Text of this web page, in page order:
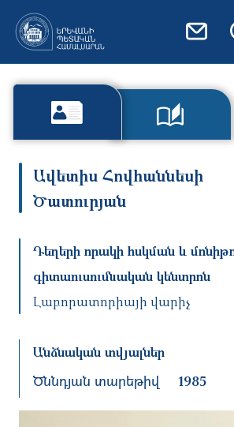
Ավետիս Հովհաննեսի
Ծատուրյան
Դեղերի որակի հսկման և
գիտաուսումնական կենտրոն
Լաբորատորիայի վարիչ
Անձնական տվյալներ
Ծննդյան տարեթիվ 1985